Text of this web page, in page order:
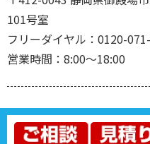
101号室
フリーダイヤル：0120-
営業時間：8:00～18:00